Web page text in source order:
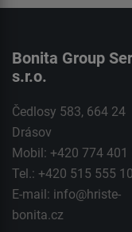
Bonita Group
s.r.o.
Čedlosy 583, 664 24
Drásov
Mobil: +420 774 401
Tel.: +420 515 555
E-mail: info@hriste-
bonita.cz